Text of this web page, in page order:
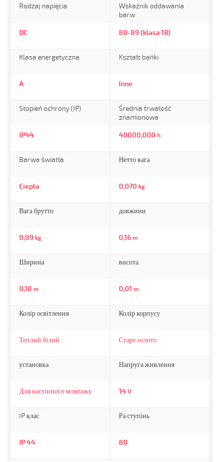
Rodzaj napięcia
DC
Wskaźnik oddawania
barw
80-89 (klasa 1B)
Klasa energetyczna
A
Kształt bańki
Inne
Stopień ochrony (IP)
IP44
Średnia trwałość
znamionowa
40000,000 h
Barwa światła
Ciepła
Нетто вага
0,070 kg
Вага брутто
0,09 kg
довжини
0,16 m
Ширина
0,10 m
висота
0,01 m
Колір освітлення
Теплий білий
Колір корпусу
Старе золото
установка
Для настінного монтажу
Напруга живлення
14 V
IP клас
IP 44
Ра ступінь
80